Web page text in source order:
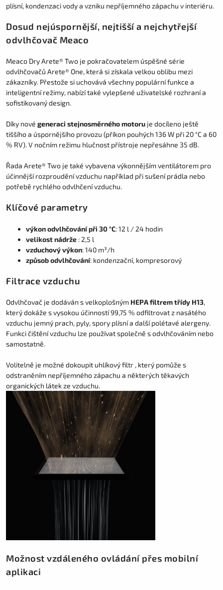
plísní, kondenzaci vody a vzniku nepříjemného zápachu v interiéru.
Dosud nejúspornější, nejtišší a nejchytřejší
odvlhčovač Meaco
Meaco Dry Arete® Two je pokračovatelem úspěšné série
odvlhčovačů Arete® One, která si získala velkou oblibu mezi
zákazníky. Přestože si uchovává všechny populární funkce a
inteligentní režimy, nabízí také vylepšené uživatelské rozhraní a
sofistikovaný design.
Díky nové generaci stejnosměrného motoru je docíleno ještě
tiššího a úspornějšího provozu (příkon pouhých 136 W při 20 °C a 60
% RV). V nočním režimu hlučnost přístroje nepřesáhne 35 dB.
Řada Arete® Two je také vybavena výkonnějším ventilátorem pro
účinnější rozproudění vzduchu například při sušení prádla nebo
potřebě rychlého odvlhčení vzduchu.
Klíčové parametry
výkon odvlhčování při 30 °C: 12 l / 24 hodin
velikost nádrže : 2,5 l
vzduchový výkon: 140 m³/h
způsob odvlhčování: kondenzační, kompresorový
Filtrace vzduchu
Odvlhčovač je dodáván s velkoplošným HEPA filtrem třídy H13,
který dokáže s vysokou účinností 99,75 % odfiltrovat z nasátého
vzduchu jemný prach, pyly, spory plísní a další polétavé alergeny.
Funkci čištění vzduchu lze používat společně s odvlhčováním nebo
samostatně.
Volitelně je možné dokoupit uhlíkový filtr , který pomůže s
odstraněním nepříjemného zápachu a některých těkavých
organických látek ze vzduchu.
Možnost vzdáleného ovládání přes mobilní
aplikaci